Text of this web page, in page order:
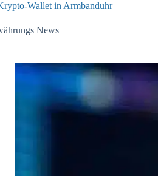
Wallet in Armbanduhr
News